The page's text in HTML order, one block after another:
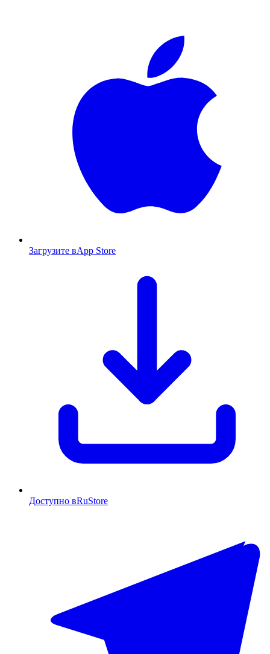
Загрузите вApp Store
Доступно вRuStore